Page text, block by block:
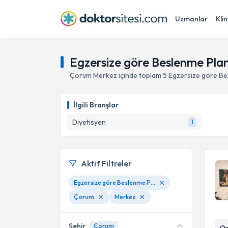
Uzmanlar
Egzersize göre Beslenme
Çorum Merkez içinde toplam 5 Egzersize göre
İlgili Branşlar
Diyetisyen
1
Aktif Filtreler
Egzersize göre Beslenme Planı
Çorum
Merkez
Şehir Çorum